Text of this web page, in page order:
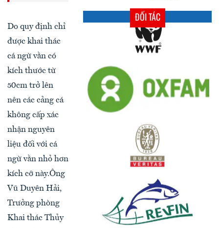
Do quy định chỉ
được khai thác
cá ngừ vằn có
kích thước từ
50cm trở lên
nên các cảng cá
không cấp xác
nhận nguyên
liệu đối với cá
ngừ vằn nhỏ hơn
kích cỡ này.Ông
Vũ Duyên Hải,
Trưởng phòng
Khai thác Thủy
ĐỐI TÁC